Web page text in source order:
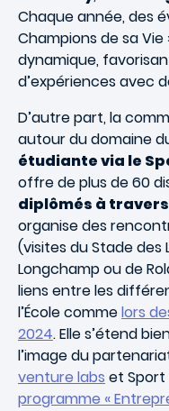
Chaque année, des
Champions de sa
dynamique,
d’expériences avec
D’autre part, la
autour du domaine
étudiante via le
offre de plus de 60
diplômés à
organise des
(visites du Stade des
Longchamp ou de
liens entre les
l’École commelors
2024. Elle s’étend
l’image du
venture labs et Sport
programme «